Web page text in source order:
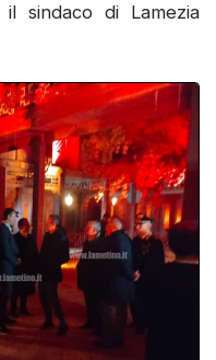
sindaco di Lamezia